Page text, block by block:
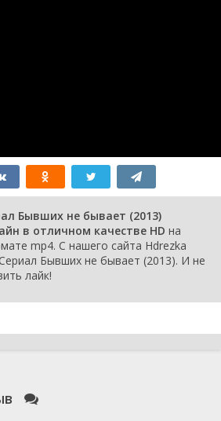
Бывших не бывает (2013)
в отличном качестве HD на
mp4. С нашего сайта Hdrezka
Бывших не бывает (2013). И не
лайк!